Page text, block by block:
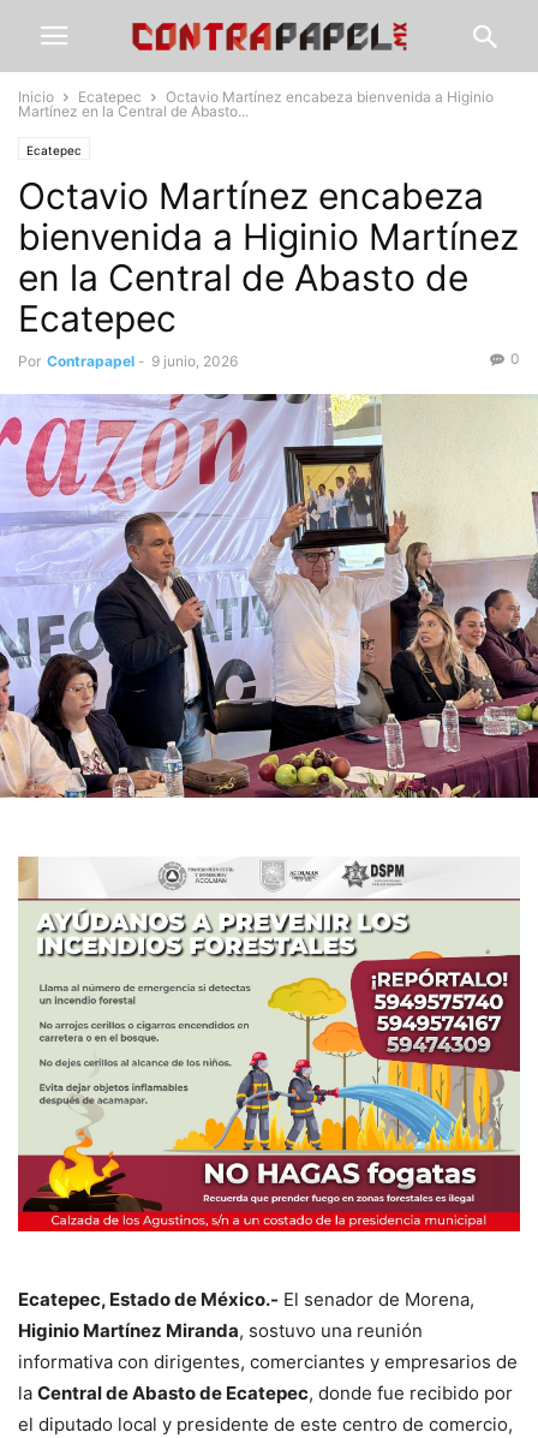
Inicio Ecatepec
Octavio Martínez encabeza bienvenida a Higinio
Martínez en la Central de Abasto...
Ecatepec
Octavio Martínez encabeza
bienvenida a Higinio Martínez
en la Central de Abasto de
Ecatepec
Por Contrapapel - 9 junio, 2026 0
Ecatepec, Estado de México.- El senador de Morena,
Higinio Martínez Miranda, sostuvo una reunión
informativa con dirigentes, comerciantes y empresarios de
la Central de Abasto de Ecatepec, donde fue recibido por
el diputado local y presidente de este centro de comercio,